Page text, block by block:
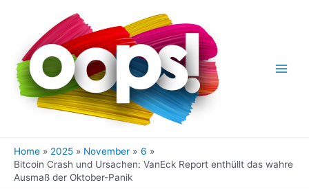
Home 2025 November
6
Bitcoin Crash und Ursachen: VanEck Report enthüllt das wahre
Ausmaß der Oktober-Panik